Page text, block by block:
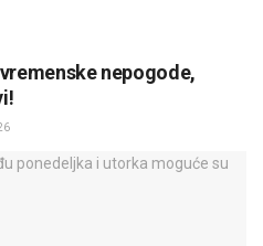
nepogode,